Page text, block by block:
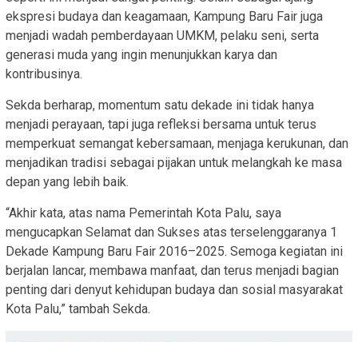
ekspresi budaya dan keagamaan, Kampung Baru Fair juga
menjadi wadah pemberdayaan UMKM, pelaku seni, serta
generasi muda yang ingin menunjukkan karya dan
kontribusinya.
Sekda berharap, momentum satu dekade ini tidak hanya
menjadi perayaan, tapi juga refleksi bersama untuk terus
memperkuat semangat kebersamaan, menjaga kerukunan, dan
menjadikan tradisi sebagai pijakan untuk melangkah ke masa
depan yang lebih baik.
“Akhir kata, atas nama Pemerintah Kota Palu, saya
mengucapkan Selamat dan Sukses atas terselenggaranya 1
Dekade Kampung Baru Fair 2016–2025. Semoga kegiatan ini
berjalan lancar, membawa manfaat, dan terus menjadi bagian
penting dari denyut kehidupan budaya dan sosial masyarakat
Kota Palu,” tambah Sekda.